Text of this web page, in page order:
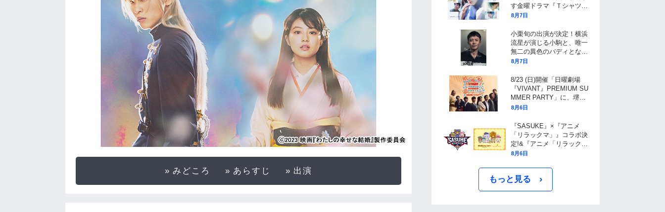
みどころ あらすじ 出演
す金曜ドラマ『Ｔシャツが
乾くまで』タイトル決定の
ニークな視点
8月7日
小栗旬の出演が決定！横浜
流星が演じる小駒と、唯一
無二の異色のバディとなる
フリーの保険調査員を演じ
ST10』
8月7日
8/23 (日)開催「日曜劇場
『VIVANT』PREMIUM SU
MMER PARTY」に、堺雅
人、阿部寛、二宮和也ら、
結！チケット抽選受付中！
8月6日
『SASUKE』×『アニメ
「リラックマ」』コラボ決
定!&『アニメ「リラック
マ」』× ブランチパークコ
8月6日
もっと見る ›